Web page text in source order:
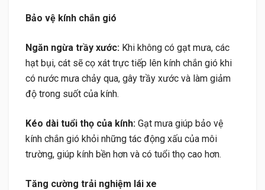
Bảo vệ kính chắn gió
Ngăn ngừa trầy xước: Khi không có gạt mưa, các
hạt bụi, cát sẽ cọ xát trực tiếp lên kính chắn gió khi
có nước mưa chảy qua, gây trầy xước và làm giảm
độ trong suốt của kính.
Kéo dài tuổi thọ của kính: Gạt mưa giúp bảo vệ
kính chắn gió khỏi những tác động xấu của môi
trường, giúp kính bền hơn và có tuổi thọ cao hơn.
Tăng cường trải nghiệm lái xe